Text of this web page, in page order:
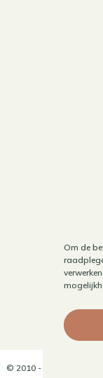
Om de
© 2010 - 2026